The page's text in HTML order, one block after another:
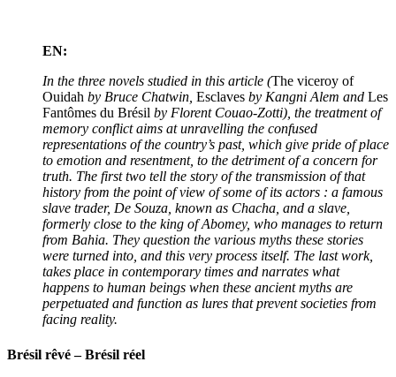
EN:
In the three novels studied in this article (The viceroy of
Ouidah by Bruce Chatwin, Esclaves by Kangni Alem and Les
Fantômes du Brésil by Florent Couao-Zotti), the treatment of
memory conflict aims at unravelling the confused
representations of the country’s past, which give pride of place
to emotion and resentment, to the detriment of a concern for
truth. The first two tell the story of the transmission of that
history from the point of view of some of its actors : a famous
slave trader, De Souza, known as Chacha, and a slave,
formerly close to the king of Abomey, who manages to return
from Bahia. They question the various myths these stories
were turned into, and this very process itself. The last work,
takes place in contemporary times and narrates what
happens to human beings when these ancient myths are
perpetuated and function as lures that prevent societies from
facing reality.
Brésil rêvé – Brésil réel